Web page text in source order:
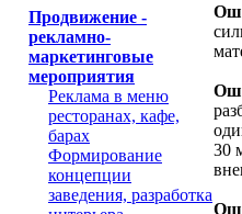
Продвижение -
рекламно-
маркетинговые
мероприятия
Реклама в меню
ресторанах, кафе,
барах
Формирование
концепции
заведения, разработка
30